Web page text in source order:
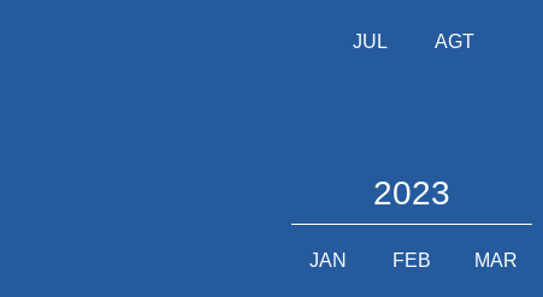
JUL AGT
2023
JAN FEB MAR